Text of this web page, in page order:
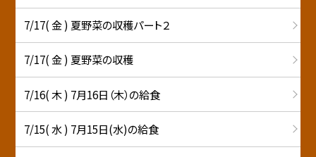
7/17( 金 ) 夏野菜の収穫パート２
7/17( 金 ) 夏野菜の収穫
7/16( 木 ) 7月16日（木）の給食
7/15( 水 ) 7月15日(水)の給食